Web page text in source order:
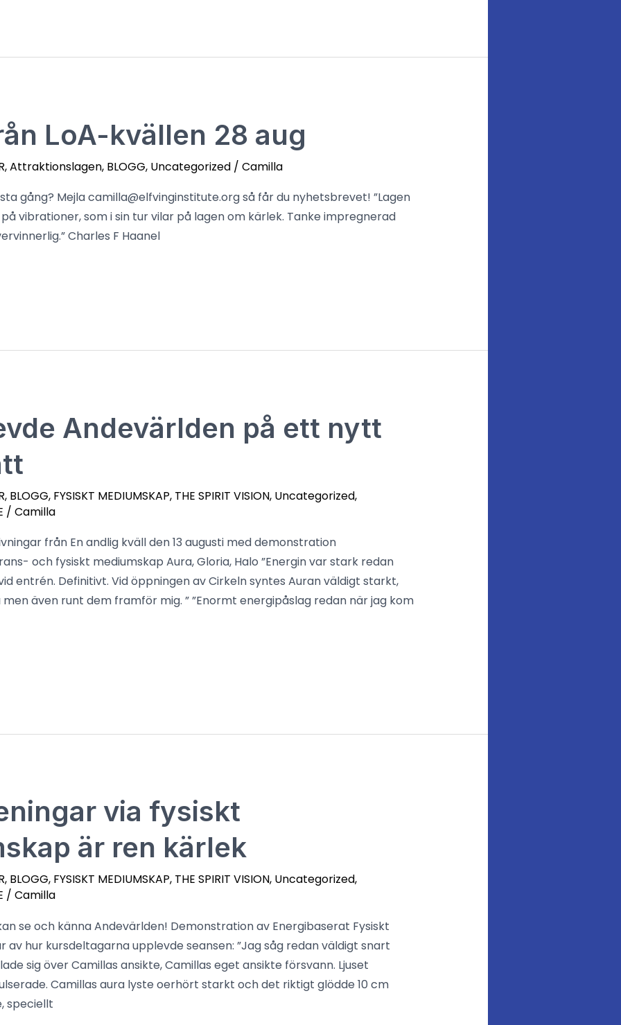
LoA-kvällen 28 aug
,Attraktionslagen, BLOGG, Uncategorized/ Camilla
gång? Mejla camilla@elfvinginstitute.org så får du nyhetsbrevet! ”Lagen
vibrationer, som i sin tur vilar på lagen om kärlek. Tanke impregnerad
oövervinnerlig.” Charles F Haanel
Andevärlden på ett nytt
, BLOGG, FYSISKT MEDIUMSKAP, THE SPIRIT VISION, Uncategorized,
/ Camilla
från En andlig kväll den 13 augusti med demonstration
och fysiskt mediumskap Aura, Gloria, Halo ”Energin var stark redan
entrén. Definitivt. Vid öppningen av Cirkeln syntes Auran väldigt starkt,
men även runt dem framför mig. ” ”Enormt energipåslag redan när jag kom
via fysiskt
är ren kärlek
, BLOGG, FYSISKT MEDIUMSKAP, THE SPIRIT VISION, Uncategorized,
/ Camilla
se och känna Andevärlden! Demonstration av Energibaserat Fysiskt
av hur kursdeltagarna upplevde seansen: ”Jag såg redan väldigt snart
sig över Camillas ansikte, Camillas eget ansikte försvann. Ljuset
Camillas aura lyste oerhört starkt och det riktigt glödde 10 cm
speciellt